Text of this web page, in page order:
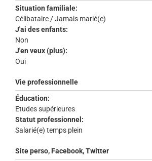
Situation familiale:
Célibataire / Jamais marié(e)
J'ai des enfants:
Non
J'en veux (plus):
Oui
Vie professionnelle
Éducation:
Etudes supérieures
Statut professionnel:
Salarié(e) temps plein
Site perso, Facebook, Twitter